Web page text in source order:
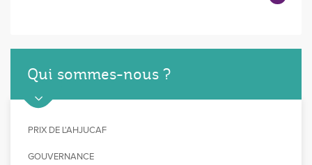
Qui sommes-nous ?
PRIX DE L'AHJUCAF
GOUVERNANCE